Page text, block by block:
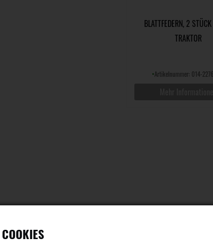
BLATTFEDERN, 2
TRAKTOR
•Artikelnummer: 014-